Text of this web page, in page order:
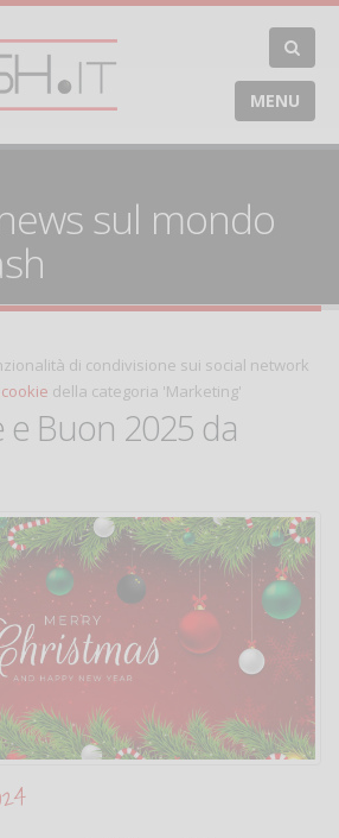
MENU
sul mondo
di condivisione sui social network
della categoria 'Marketing'
Buon 2025 da